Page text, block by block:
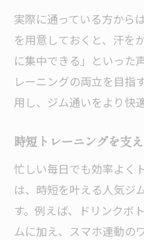
実際に通っている方から
を用意しておくと、汗を
に集中できる」といった
レーニングの両立を目指
用し、ジム通いをより快
時短トレーニングを支
忙しい毎日でも効率よく
は、時短を叶える人気ジ
す。例えば、ドリンクボ
ムに加え、スマホ連動の